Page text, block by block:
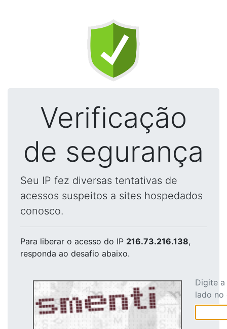
Verificação
de segurança
Seu IP fez diversas tentativas de
acessos suspeitos a sites hospedados
conosco.
Para liberar o acesso do IP 216.73.216.138,
responda ao desafio abaixo.
Digite
lado no